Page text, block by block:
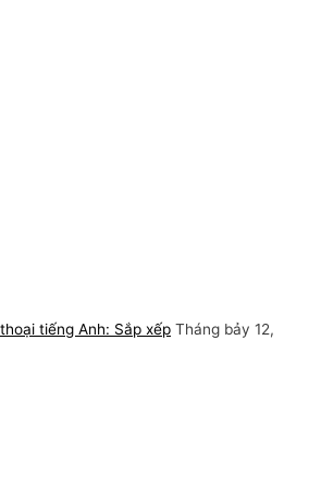
tiếng Anh: Sắp xếp Tháng bảy 12,